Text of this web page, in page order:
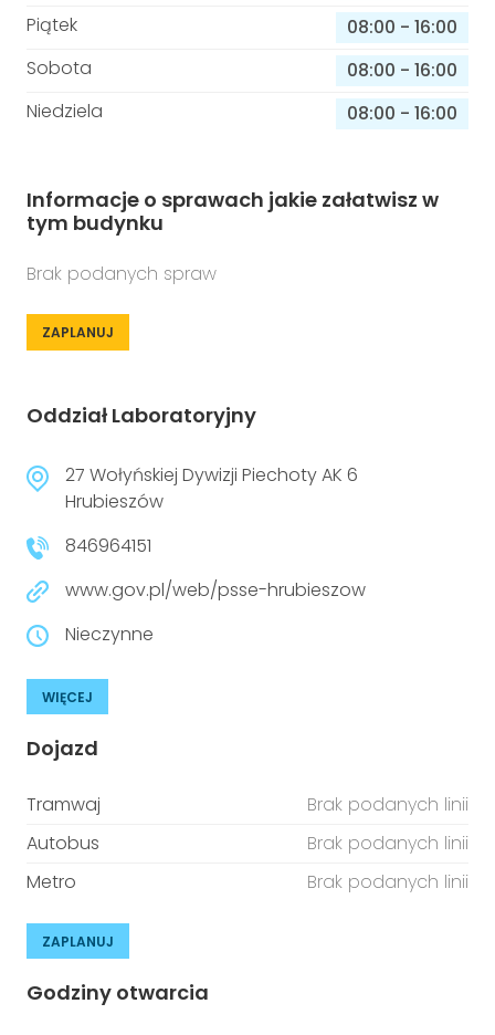
Piątek
08:00 - 16:00
Sobota
08:00 - 16:00
Niedziela
08:00 - 16:00
Informacje o sprawach jakie załatwisz w
tym budynku
Brak podanych spraw
ZAPLANUJ
Oddział Laboratoryjny
27 Wołyńskiej Dywizji Piechoty AK 6
Hrubieszów
846964151
www.gov.pl/web/psse-hrubieszow
Nieczynne
WIĘCEJ
Dojazd
Tramwaj
Brak podanych linii
Autobus
Brak podanych linii
Metro
Brak podanych linii
ZAPLANUJ
Godziny otwarcia